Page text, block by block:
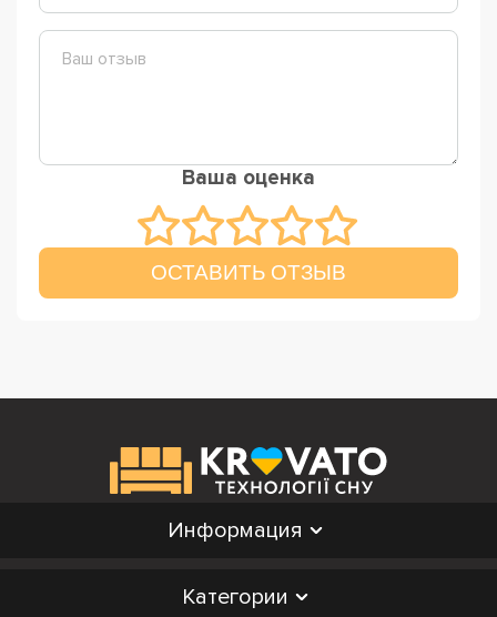
Ваша оценка
ОСТАВИТЬ ОТЗЫВ
Информация
Категории